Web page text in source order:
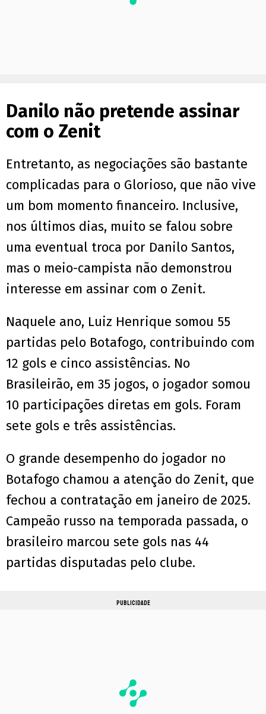
Danilo não pretende assinar
com o Zenit
Entretanto, as negociações são bastante
complicadas para o Glorioso, que não vive
um bom momento financeiro. Inclusive,
nos últimos dias, muito se falou sobre
uma eventual troca por Danilo Santos,
mas o meio-campista não demonstrou
interesse em assinar com o Zenit.
Naquele ano, Luiz Henrique somou 55
partidas pelo Botafogo, contribuindo com
12 gols e cinco assistências. No
Brasileirão, em 35 jogos, o jogador somou
10 participações diretas em gols. Foram
sete gols e três assistências.
O grande desempenho do jogador no
Botafogo chamou a atenção do Zenit, que
fechou a contratação em janeiro de 2025.
Campeão russo na temporada passada, o
brasileiro marcou sete gols nas 44
partidas disputadas pelo clube.
PUBLICIDADE